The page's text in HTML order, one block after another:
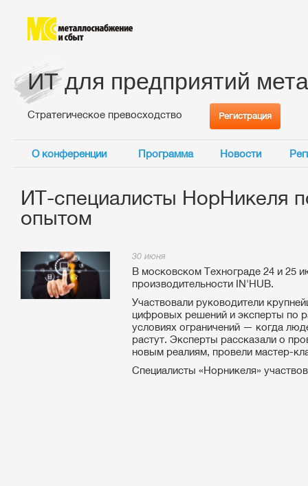
ИТ для предприятий
Стратегическое превосходство Регистрация
О конференции Программа Новости
ИТ-специалисты НорНикеля
опытом
30 июня
В московском Технограде 24 и 25
производительности IN'HUB.
Участвовали руководители
цифровых решений и эксперты по
условиях ограничений — когда
растут. Эксперты рассказали о
новым реалиям, провели мастер-
Специалисты «Норникеля»